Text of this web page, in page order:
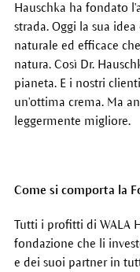
Hauschka ha fondato
strada. Oggi la sua
naturale ed efficace
natura. Così Dr.
pianeta. E i nostri
un'ottima crema. Ma
leggermente migliore.
Come si comporta la
Tutti i profitti di WALA
fondazione che li
e dei suoi partner in